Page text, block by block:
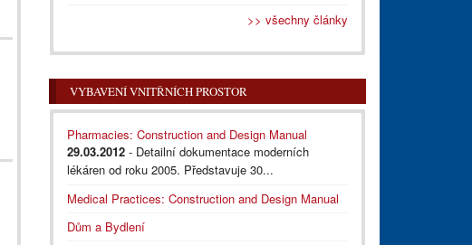
>> všechny články
VYBAVENÍ VNITŘNÍCH PROSTOR
Pharmacies: Construction and Design Manual
29.03.2012 - Detailní dokumentace moderních
lékáren od roku 2005. Představuje 30...
Medical Practices: Construction and Design Manual
Dům a Bydlení